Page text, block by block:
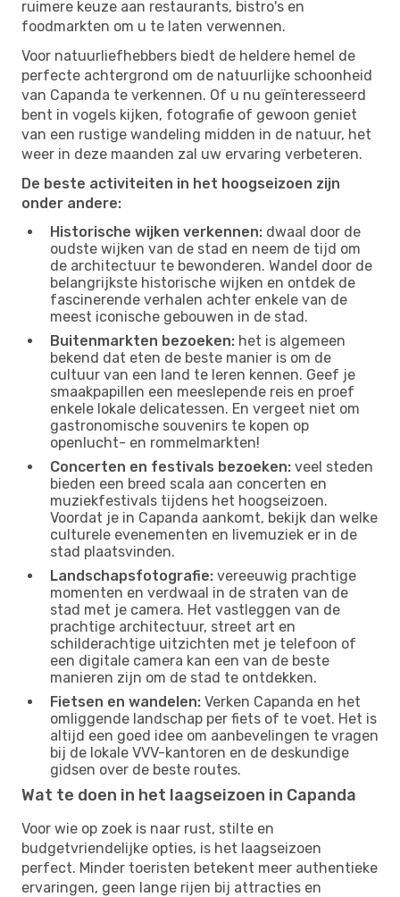
ruimere keuze aan restaurants, bistro's en
foodmarkten om u te laten verwennen.
Voor natuurliefhebbers biedt de heldere hemel de
perfecte achtergrond om de natuurlijke schoonheid
van Capanda te verkennen. Of u nu geïnteresseerd
bent in vogels kijken, fotografie of gewoon geniet
van een rustige wandeling midden in de natuur, het
weer in deze maanden zal uw ervaring verbeteren.
De beste activiteiten in het hoogseizoen zijn
onder andere:
Historische wijken verkennen: dwaal door de
oudste wijken van de stad en neem de tijd om
de architectuur te bewonderen. Wandel door de
belangrijkste historische wijken en ontdek de
fascinerende verhalen achter enkele van de
meest iconische gebouwen in de stad.
Buitenmarkten bezoeken: het is algemeen
bekend dat eten de beste manier is om de
cultuur van een land te leren kennen. Geef je
smaakpapillen een meeslepende reis en proef
enkele lokale delicatessen. En vergeet niet om
gastronomische souvenirs te kopen op
openlucht- en rommelmarkten!
Concerten en festivals bezoeken: veel steden
bieden een breed scala aan concerten en
muziekfestivals tijdens het hoogseizoen.
Voordat je in Capanda aankomt, bekijk dan welke
culturele evenementen en livemuziek er in de
stad plaatsvinden.
Landschapsfotografie: vereeuwig prachtige
momenten en verdwaal in de straten van de
stad met je camera. Het vastleggen van de
prachtige architectuur, street art en
schilderachtige uitzichten met je telefoon of
een digitale camera kan een van de beste
manieren zijn om de stad te ontdekken.
Fietsen en wandelen: Verken Capanda en het
omliggende landschap per fiets of te voet. Het is
altijd een goed idee om aanbevelingen te vragen
bij de lokale VVV-kantoren en de deskundige
gidsen over de beste routes.
Wat te doen in het laagseizoen in Capanda
Voor wie op zoek is naar rust, stilte en
budgetvriendelijke opties, is het laagseizoen
perfect. Minder toeristen betekent meer authentieke
ervaringen, geen lange rijen bij attracties en